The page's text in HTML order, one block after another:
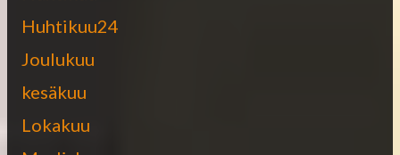
Huhtikuu24
Joulukuu
kesäkuu
Lokakuu